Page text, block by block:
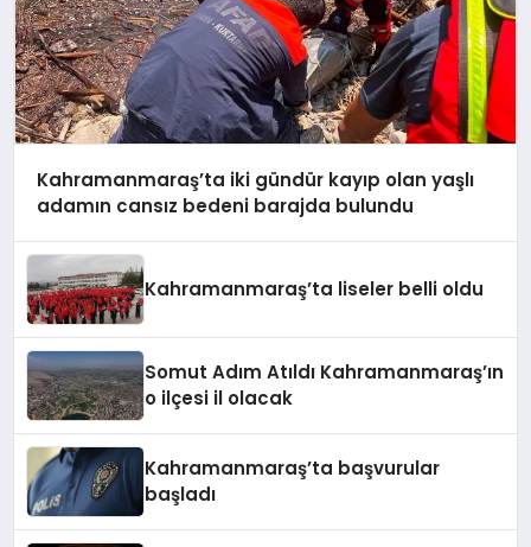
Kahramanmaraş’ta iki gündür kayıp olan yaşlı
adamın cansız bedeni barajda bulundu
Kahramanmaraş’ta liseler belli oldu
Somut Adım Atıldı Kahramanmaraş’ın
o ilçesi il olacak
Kahramanmaraş’ta başvurular
başladı